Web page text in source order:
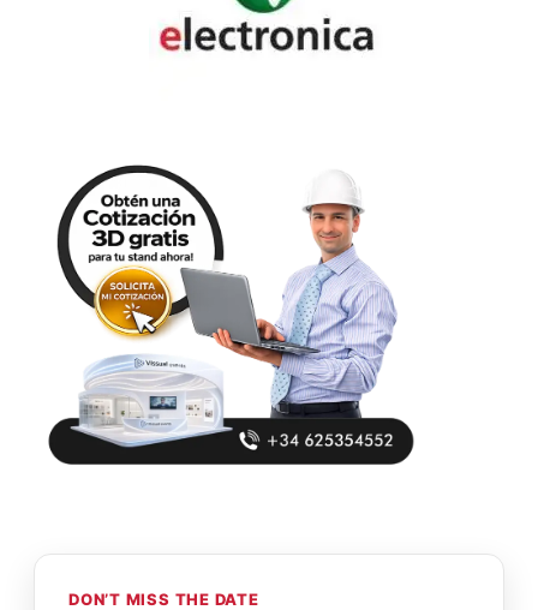
DON’T MISS THE DATE